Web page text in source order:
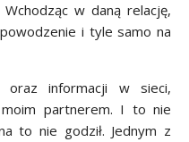
w daną relację,
i tyle samo na
oraz informacji w sieci,
partnerem. I to nie
to nie godził. Jednym z